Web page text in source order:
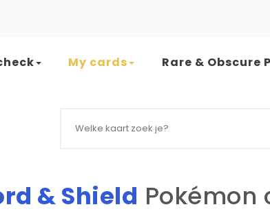
My cards Rare & Obscure
& Shield Pokémon